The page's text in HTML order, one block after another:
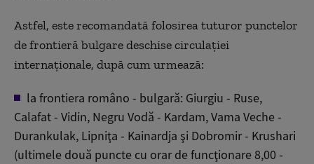
Astfel, este recomandată folosirea tuturor punctelor
de frontieră bulgare deschise circulaţiei
internaţionale, după cum urmează:
la frontiera româno - bulgară: Giurgiu - Ruse,
Calafat - Vidin, Negru Vodă - Kardam, Vama Veche -
Durankulak, Lipniţa - Kainardja şi Dobromir - Krushari
(ultimele două puncte cu orar de funcţionare 8,00 -